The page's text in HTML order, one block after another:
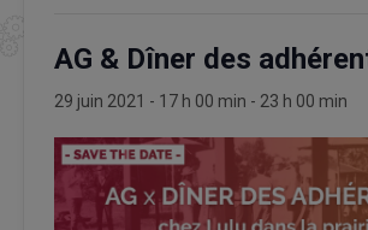
AG & Dîner des
29 juin 2021 - 17 h 00 min - 23 h 00 min